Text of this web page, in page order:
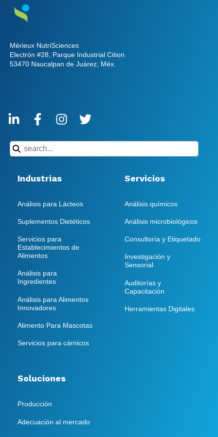
ubicaciones de riesgo.
Mérieux NutriSciences
Electrón #28, Parque Industrial Cition
53470 Naucalpan de Juárez, Méx.
Industrias
Análisis para Lácteos
Suplementos Dietéticos
Servicios para
Establecimientos de
Alimentos
Análisis para
Ingredientes
Análisis para Alimentos
Innovadores
Alimento Para Mascotas
Servicios para cárnicos
Servicios
Análisis químicos
Análisis microbiológicos
Consultoría y Etiquetado
Investigación y
Sensorial
Auditorías y
Capacitación
Herramientas Digitales
Soluciones
Producción
Adecuación al mercado